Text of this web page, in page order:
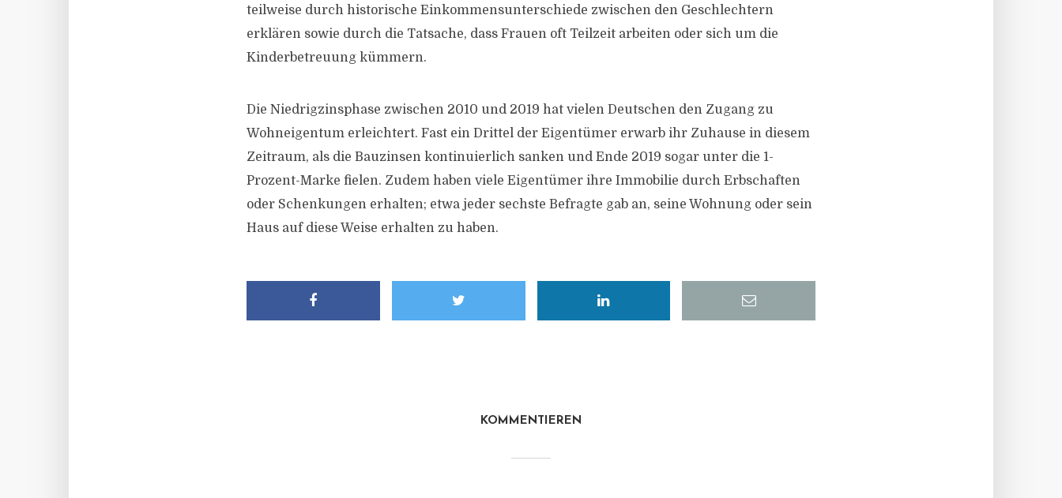
teilweise durch historische Einkommensunterschiede zwischen den Geschlechtern
erklären sowie durch die Tatsache, dass Frauen oft Teilzeit arbeiten oder sich um die
Kinderbetreuung kümmern.
Die Niedrigzinsphase zwischen 2010 und 2019 hat vielen Deutschen den Zugang zu
Wohneigentum erleichtert. Fast ein Drittel der Eigentümer erwarb ihr Zuhause in diesem
Zeitraum, als die Bauzinsen kontinuierlich sanken und Ende 2019 sogar unter die 1-
Prozent-Marke fielen. Zudem haben viele Eigentümer ihre Immobilie durch Erbschaften
oder Schenkungen erhalten; etwa jeder sechste Befragte gab an, seine Wohnung oder sein
Haus auf diese Weise erhalten zu haben.
KOMMENTIEREN